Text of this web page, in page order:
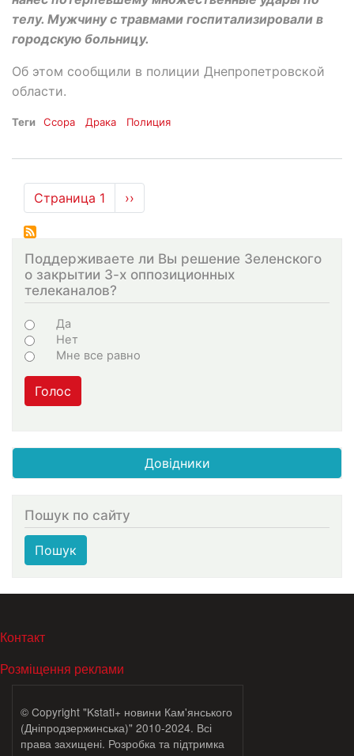
телу. Мужчину с травмами госпитализировали в
городскую больницу.
Об этом сообщили в полиции Днепропетровской
области.
Теги Ссора Драка Полиция
Нумерация
страниц
Страница 1
Следующая
страница
››
Поддерживаете ли Вы решение Зеленского
о закрытии 3-х оппозиционных
телеканалов?
Choices
Да
Нет
Мне все равно
Голос
Довідники
Пошук по сайту
Пошук
МЕНЮ В ПОДВАЛЕ
Контакт
Розміщення реклами
© Copyright "Kstati+ новини Кам'янського
(Дніпродзержинська)" 2010-2024. Всі
права захищені. Розробка та підтримка